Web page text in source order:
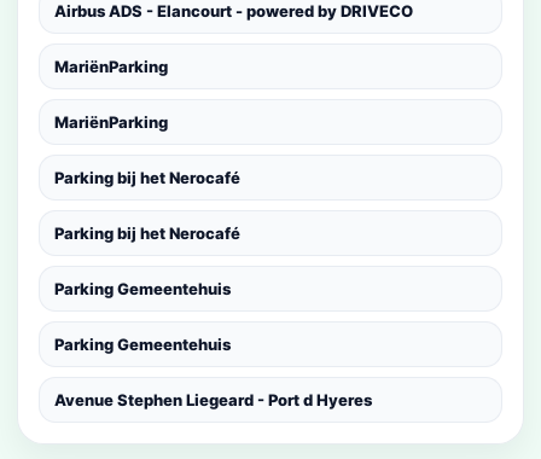
Airbus ADS - Elancourt - powered by DRIVECO
MariënParking
MariënParking
Parking bij het Nerocafé
Parking bij het Nerocafé
Parking Gemeentehuis
Parking Gemeentehuis
Avenue Stephen Liegeard - Port d Hyeres